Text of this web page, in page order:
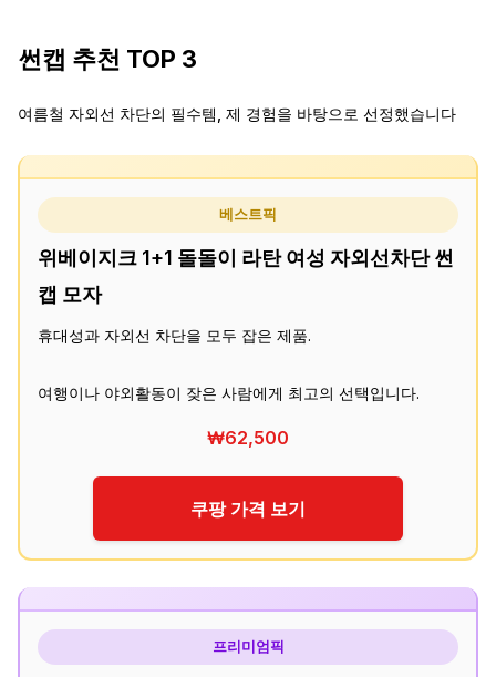
썬캡 추천 TOP 3
여름철 자외선 차단의 필수템, 제 경험을 바탕으로 선정했습니다
베스트픽
위베이지크 1+1 돌돌이 라탄 여성 자외선차단 썬
캡 모자
휴대성과 자외선 차단을 모두 잡은 제품.
여행이나 야외활동이 잦은 사람에게 최고의 선택입니다.
₩62,500
쿠팡 가격 보기
프리미엄픽